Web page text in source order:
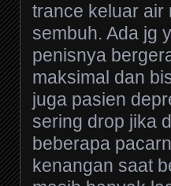
trance keluar air
sembuh. Ada jg
penisnya
maksimal dan
juga pasien
sering drop jika
beberapa
kenangan saat